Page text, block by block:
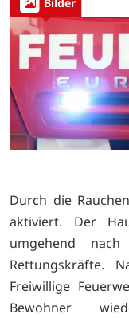
Bilder
Durch die
aktiviert. Der
umgehend
Rettungskräfte.
Freiwillige
Bewohner